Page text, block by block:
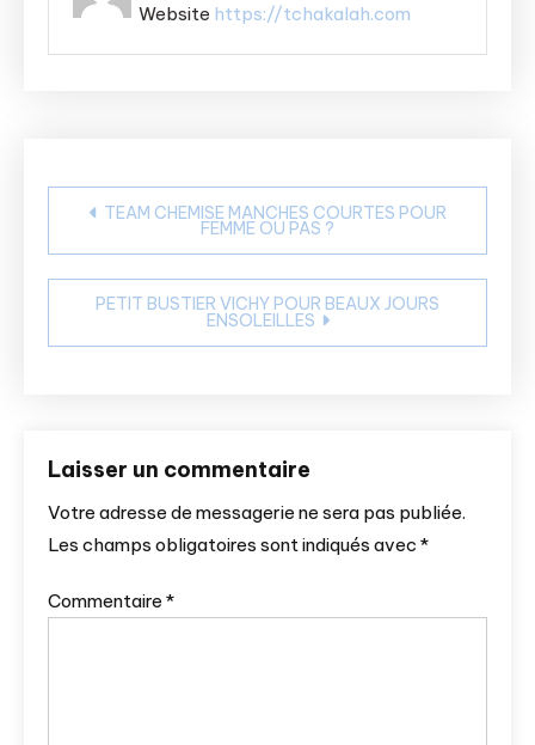
Website https://tchakalah.com
Navigation
de
l’article
TEAM CHEMISE MANCHES COURTES POUR
FEMME OU PAS ?
PETIT BUSTIER VICHY POUR BEAUX JOURS
ENSOLEILLES
Laisser un commentaire
Votre adresse de messagerie ne sera pas publiée.
Les champs obligatoires sont indiqués avec *
Commentaire *